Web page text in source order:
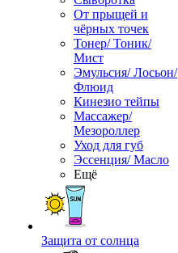
От прыщей и
чёрных точек
Тонер/ Тоник/
Мист
Эмульсия/ Лосьон/
Флюид
Кинезио тейпы
Массажер/
Мезороллер
Уход для губ
Эссенция/ Масло
Ещё
Защита от солнца